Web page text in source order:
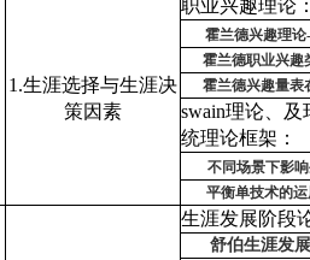
1.生涯选择与生涯决
策因素
职业兴趣理论：
霍兰德兴趣理
霍兰德职业兴趣
霍兰德兴趣量表
swain理论、
统理论框架：
不同场景下影
平衡单技术的运
生涯发展阶段
舒伯生涯发展